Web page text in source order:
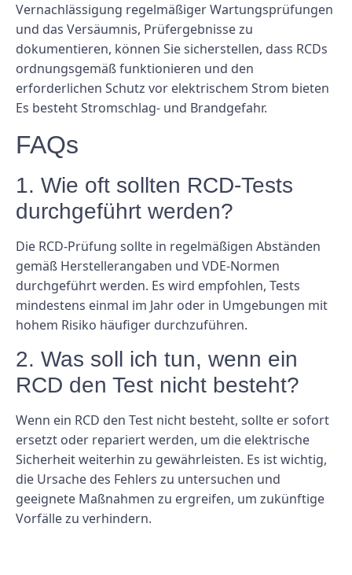
Vernachlässigung regelmäßiger Wartungsprüfungen
und das Versäumnis, Prüfergebnisse zu
dokumentieren, können Sie sicherstellen, dass RCDs
ordnungsgemäß funktionieren und den
erforderlichen Schutz vor elektrischem Strom bieten
Es besteht Stromschlag- und Brandgefahr.
FAQs
1. Wie oft sollten RCD-Tests
durchgeführt werden?
Die RCD-Prüfung sollte in regelmäßigen Abständen
gemäß Herstellerangaben und VDE-Normen
durchgeführt werden. Es wird empfohlen, Tests
mindestens einmal im Jahr oder in Umgebungen mit
hohem Risiko häufiger durchzuführen.
2. Was soll ich tun, wenn ein
RCD den Test nicht besteht?
Wenn ein RCD den Test nicht besteht, sollte er sofort
ersetzt oder repariert werden, um die elektrische
Sicherheit weiterhin zu gewährleisten. Es ist wichtig,
die Ursache des Fehlers zu untersuchen und
geeignete Maßnahmen zu ergreifen, um zukünftige
Vorfälle zu verhindern.